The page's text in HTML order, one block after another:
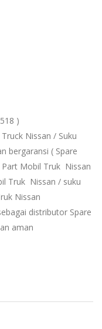
)
Nissan / Suku
bergaransi ( Spare
Mobil Truk Nissan
Truk Nissan / suku
Nissan
distributor Spare
aman